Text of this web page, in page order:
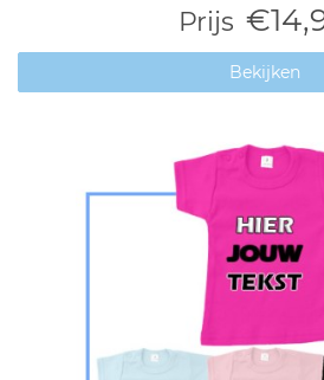
Prijs
Bekijken